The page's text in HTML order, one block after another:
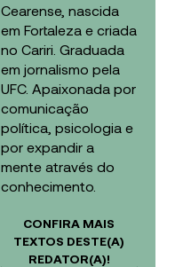
Cearense, nascida
em Fortaleza e criada
no Cariri. Graduada
em jornalismo pela
UFC. Apaixonada por
comunicação
política, psicologia e
por expandir a
mente através do
conhecimento.
CONFIRA MAIS
TEXTOS DESTE(A)
REDATOR(A)!